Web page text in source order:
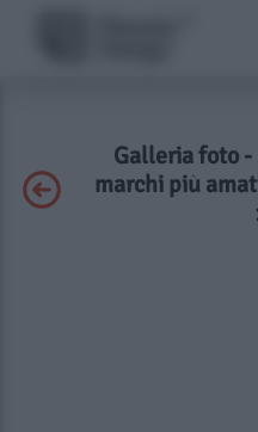
Galleria foto
marchi più